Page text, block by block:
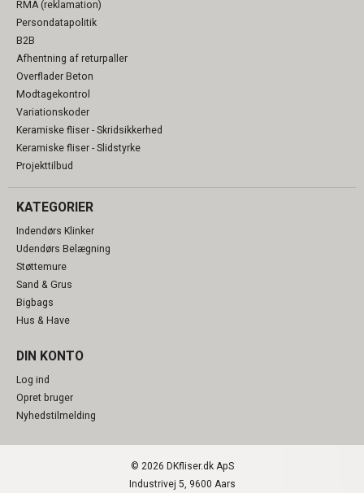
RMA (reklamation)
Persondatapolitik
B2B
Afhentning af returpaller
Overflader Beton
Modtagekontrol
Variationskoder
Keramiske fliser - Skridsikkerhed
Keramiske fliser - Slidstyrke
Projekttilbud
KATEGORIER
Indendørs Klinker
Udendørs Belægning
Støttemure
Sand & Grus
Bigbags
Hus & Have
DIN KONTO
Log ind
Opret bruger
Nyhedstilmelding
© 2026 DKfliser.dk ApS
Industrivej 5, 9600 Aars